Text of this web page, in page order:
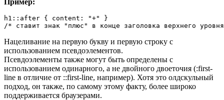
h1::after { content: "+" }
/* ставит знак "плюс" в конце заголовка верхнего
Нацеливание на первую букву и первую строку с
использованием псевдоэлементов.
Псевдоэлементы также могут быть определены с
использованием одинарного, а не двойного двоеточия (:first-
line в отличие от ::first-line, например). Хотя это олдскульный
подход, он также, по самому этому факту, более широко
поддерживается браузерами.